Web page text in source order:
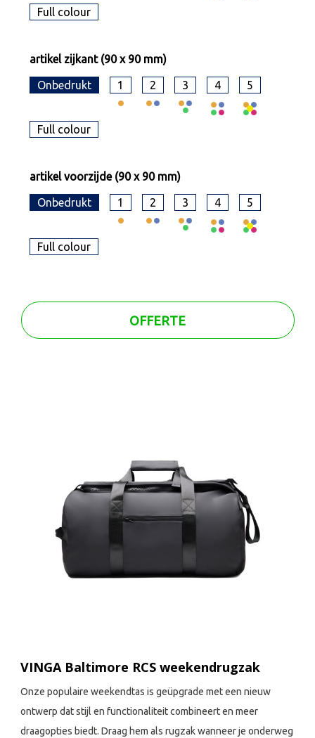
Full colour
artikel zijkant (90 x 90 mm)
Onbedrukt 1 2 3 4 5
Full colour
artikel voorzijde (90 x 90 mm)
Onbedrukt 1 2 3 4 5
Full colour
OFFERTE
VINGA Baltimore RCS weekendrugzak
Onze populaire weekendtas is geüpgrade met een nieuw
ontwerp dat stijl en functionaliteit combineert en meer
draagopties biedt. Draag hem als rugzak wanneer je onderweg